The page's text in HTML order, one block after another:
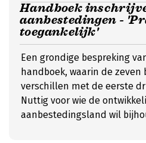
Handboek
aanbestedingen -
toegankelijk'
Een grondige bespreking
handboek, waarin de zeven
verschillen met de eerste
Nuttig voor wie de
aanbestedingsland wil